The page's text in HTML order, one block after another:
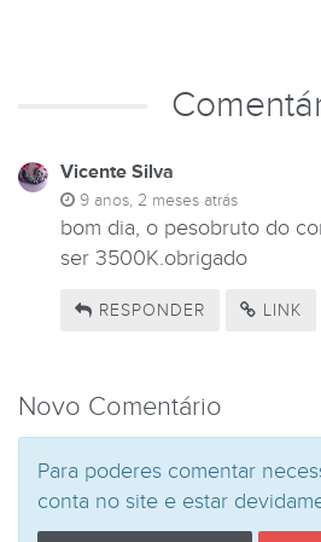
Vicente Silva
9 anos, 2 meses atrás
bom dia, o pesobruto do
ser 3500K.obrigado
RESPONDER LINK
Novo Comentário
Para poderes comentar
conta no site e estar